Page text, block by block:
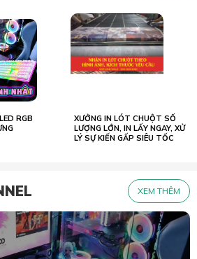
RGB
XƯỞNG IN LÓT CHUỘT SỐ
LƯỢNG LỚN, IN LẤY NGAY, XỬ
LÝ SỰ KIẾN GẤP SIÊU TỐC
XEM THÊM